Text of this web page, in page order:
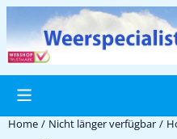
Cookie-Einstellungen
Home / Nicht länger verfügbar /